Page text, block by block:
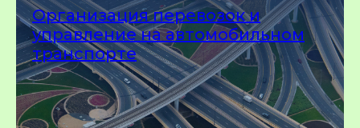
Организация перевозок и
управление на автомобильном
транспорте